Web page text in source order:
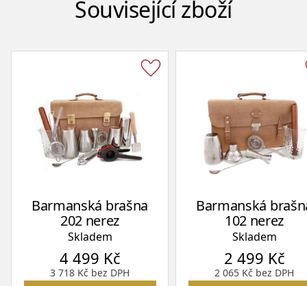
Související zboží
Barmanská brašna
202 nerez
Skladem
4 499 Kč
3 718 Kč bez DPH
Barmanská
102 nerez
Skladem
2 499 Kč
2 065 Kč bez DPH